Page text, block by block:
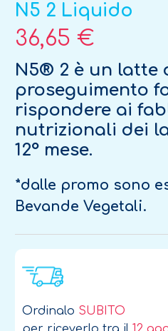
N5 2 Liquido
36,65 €
N5® 2 è un latte
proseguimento
rispondere ai
nutrizionali dei
12° mese.
*dalle promo sono
Bevande Vegetali.
Ordinalo SUBITO